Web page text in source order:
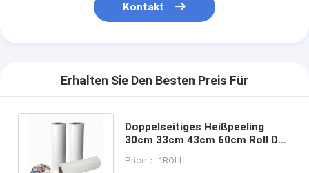
Kontakt
Erhalten Sie Den Besten Preis Für
Doppelseitiges Heißpeeling
30cm 33cm 43cm 60cm Roll DTF
Drucker
Price： 1ROLL